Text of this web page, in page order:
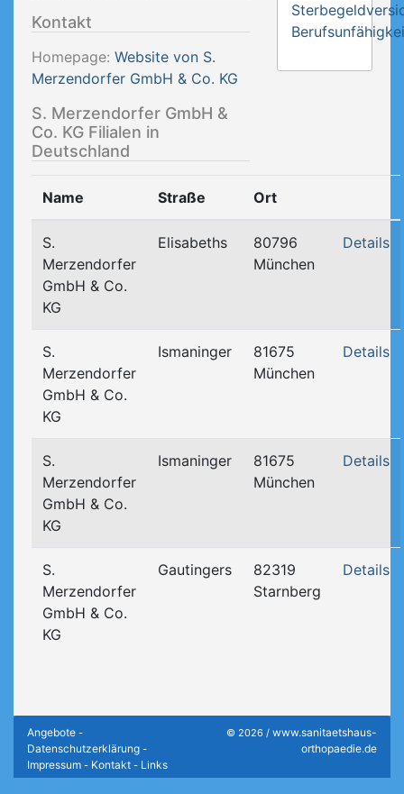
Kontakt
Homepage: Website von S.
Merzendorfer GmbH & Co. KG
S. Merzendorfer GmbH &
Co. KG Filialen in
Deutschland
Name Straße Ort
S.
Merzendorfer
GmbH & Co.
KG
Elisabeths
80796
München
Details
S.
Merzendorfer
GmbH & Co.
KG
Ismaninger
81675
München
Details
S.
Merzendorfer
GmbH & Co.
KG
Ismaninger
81675
München
Details
S.
Merzendorfer
GmbH & Co.
KG
Gautingers
82319
Starnberg
Details
Angebote -
Datenschutzerklärung -
Impressum - Kontakt - Links
© 2026 / www.sanitaetshaus-
orthopaedie.de